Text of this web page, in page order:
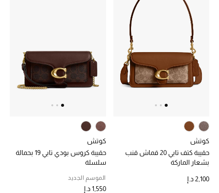
أبرز الحقائب
تسوقوا الحقائب
الأحذية
أحذية النسائية
تشكيلة الأحذية
الأحذية الرجالية
كوتش
حقيبة كتف تابي 20 قماش قنب
بشعار الماركة
2,100 د.إ
كوتش
حقيبة كروس بودي تابي 19 بحمالة
سلسلة
الموسم الجديد
1,550 د.إ